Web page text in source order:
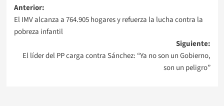
Navegación
de
entradas
Anterior:
El IMV alcanza a 764.905 hogares y refuerza la lucha contra la
pobreza infantil
Siguiente:
El líder del PP carga contra Sánchez: “Ya no son un Gobierno,
son un peligro”